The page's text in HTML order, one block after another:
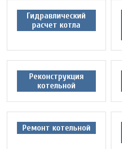
Гидравлический
расчет котла
Реконструкция
котельной
Ремонт котельной